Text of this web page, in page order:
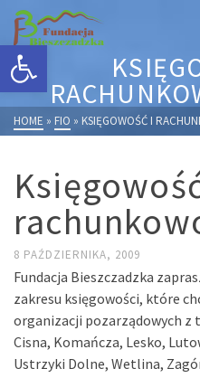
Otwórz pasek narzędzi
HOME » FIO » KSIĘGOWOŚĆ I
8 PAŹDZIERNIKA, 2009
Fundacja Bieszczadzka
zakresu księgowości, które
organizacji pozarządowych z
Cisna, Komańcza, Lesko,
Ustrzyki Dolne, Wetlina,